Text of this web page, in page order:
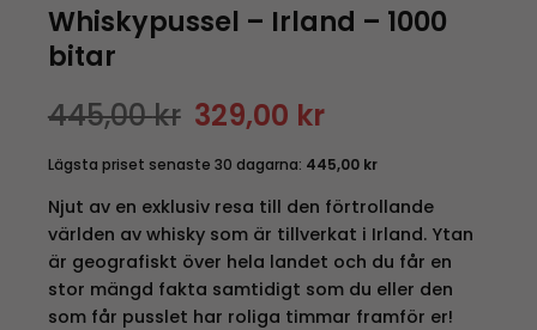
Whiskypussel – Irland – 1000
bitar
445,00kr Det
ursprungliga
var:
445,00 kr.
329,00 krDet
är:
329,00 kr.
Lägsta priset senaste 30 dagarna: 445,00 kr
Njut av en exklusiv resa till den förtrollande
världen av whisky som är tillverkat i Irland. Ytan
är geografiskt över hela landet och du får en
stor mängd fakta samtidigt som du eller den
som får pusslet har roliga timmar framför er!